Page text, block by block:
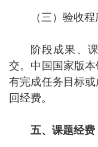
（三）验收
阶段成果、
交。 中国国家版本
有完成任务目标
回经费。
五、课题经费